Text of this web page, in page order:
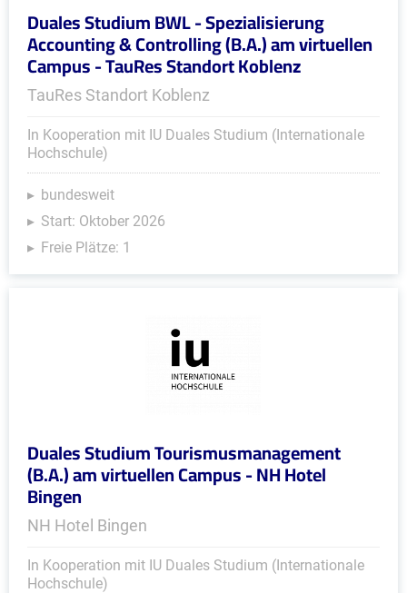
Duales Studium BWL - Spezialisierung
Accounting & Controlling (B.A.) am virtuellen
Campus - TauRes Standort Koblenz
TauRes Standort Koblenz
In Kooperation mit IU Duales Studium (Internationale
Hochschule)
bundesweit
Start: Oktober 2026
Freie Plätze: 1
Duales Studium Tourismusmanagement
(B.A.) am virtuellen Campus - NH Hotel
Bingen
NH Hotel Bingen
In Kooperation mit IU Duales Studium (Internationale
Hochschule)